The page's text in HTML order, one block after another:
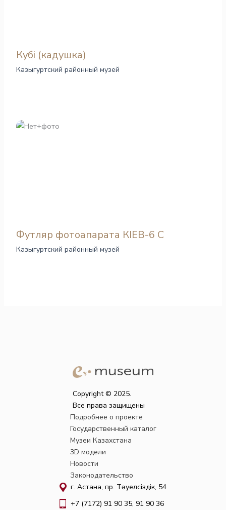
Кубі (кадушка)
Казыгуртский районный музей
Футляр фотоапарата КІЕВ-6 С
Казыгуртский районный музей
Copyright © 2025.
Все права защищены
Подробнее о проекте
Государственный каталог
Музеи Казахстана
3D модели
Новости
Законодательство
г. Астана, пр. Тәуелсіздік, 54
+7 (7172) 91 90 35, 91 90 36